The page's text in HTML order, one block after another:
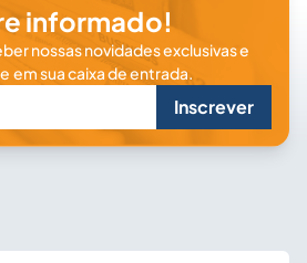
informado!
nossas novidades exclusivas e
sua caixa de entrada.
Inscrever